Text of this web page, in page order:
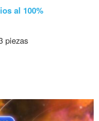
al 100%
piezas